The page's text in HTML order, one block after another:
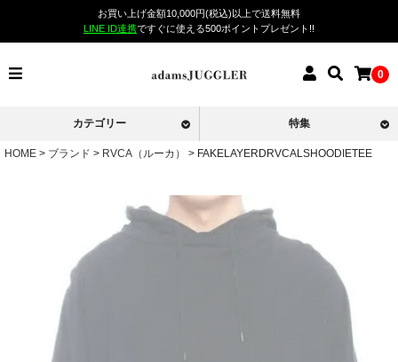
お買い上げ金額10,000円(税込)以上で送料無料
LINE ID連携ですぐに使える500ポイントプレゼント!!
0
カテゴリー 特集
HOME ブランド RVCA（ルーカ） FAKELAYERDRVCALSHOODIETEE